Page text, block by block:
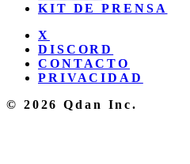
KIT DE PRENSA
X
DISCORD
CONTACTO
PRIVACIDAD
© 2026 Qdan Inc.